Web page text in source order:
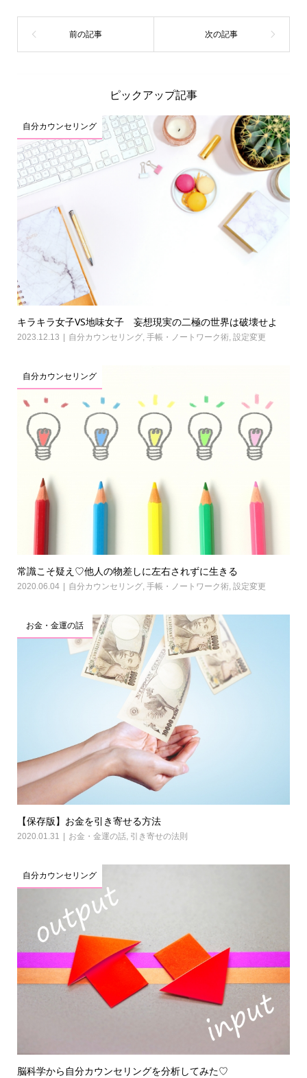
ピックアップ記事
自分カウンセリング
キラキラ女子VS地味女子 妄想現実の二極の世界は破壊せよ
2023.12.13 自分カウンセリング, 手帳・ノートワーク術, 設定変更
自分カウンセリング
常識こそ疑え♡他人の物差しに左右されずに生きる
2020.06.04 自分カウンセリング, 手帳・ノートワーク術, 設定変更
お金・金運の話
【保存版】お金を引き寄せる方法
2020.01.31 お金・金運の話, 引き寄せの法則
自分カウンセリング
脳科学から自分カウンセリングを分析してみた♡